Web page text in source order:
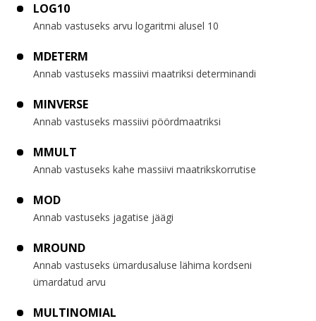
LOG10
Annab vastuseks arvu logaritmi alusel 10
MDETERM
Annab vastuseks massiivi maatriksi determinandi
MINVERSE
Annab vastuseks massiivi pöördmaatriksi
MMULT
Annab vastuseks kahe massiivi maatrikskorrutise
MOD
Annab vastuseks jagatise jäägi
MROUND
Annab vastuseks ümardusaluse lähima kordseni
ümardatud arvu
MULTINOMIAL